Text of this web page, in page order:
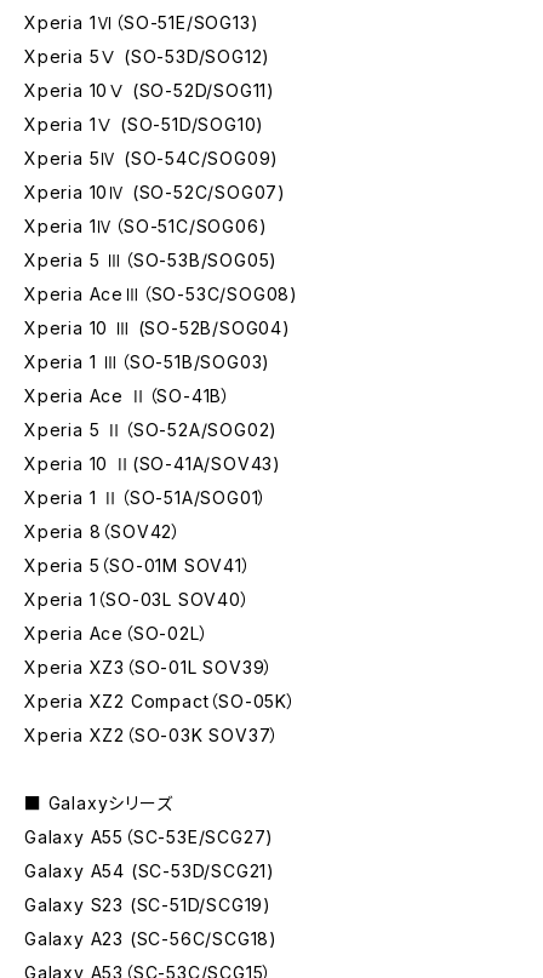
Xperia 1Ⅵ（SO-51E/SOG13)
Xperia 5Ⅴ (SO-53D/SOG12)
Xperia 10Ⅴ (SO-52D/SOG11)
Xperia 1Ⅴ (SO-51D/SOG10)
Xperia 5Ⅳ (SO-54C/SOG09)
Xperia 10Ⅳ (SO-52C/SOG07)
Xperia 1Ⅳ（SO-51C/SOG06)
Xperia 5 Ⅲ（SO-53B/SOG05)
Xperia AceⅢ（SO-53C/SOG08)
Xperia 10 Ⅲ (SO-52B/SOG04)
Xperia 1 Ⅲ（SO-51B/SOG03)
Xperia Ace Ⅱ（SO-41B）
Xperia 5 Ⅱ（SO-52A/SOG02)
Xperia 10 Ⅱ(SO-41A/SOV43)
Xperia 1 Ⅱ（SO-51A/SOG01）
Xperia 8（SOV42）
Xperia 5（SO-01M SOV41）
Xperia 1（SO-03L SOV40）
Xperia Ace（SO-02L）
Xperia XZ3（SO-01L SOV39）
Xperia XZ2 Compact（SO-05K）
Xperia XZ2（SO-03K SOV37）
■ Galaxyシリーズ
Galaxy A55（SC-53E/SCG27)
Galaxy A54 (SC-53D/SCG21)
Galaxy S23 (SC-51D/SCG19)
Galaxy A23 (SC-56C/SCG18)
Galaxy A53（SC-53C/SCG15）